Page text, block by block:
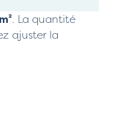
m². La quantité
ajuster la